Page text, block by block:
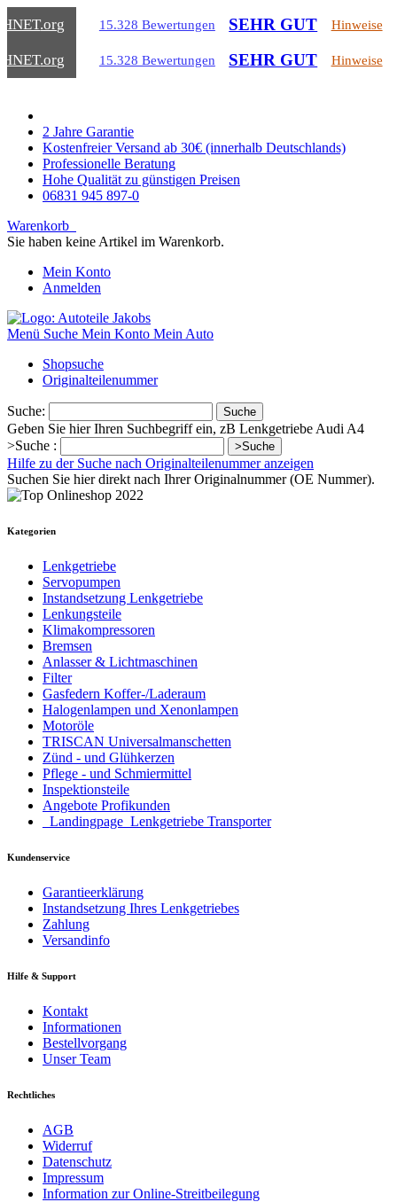
.org 15.328 Bewertungen SEHR GUT Hinweise
.org 15.328 Bewertungen SEHR GUT Hinweise
2 Jahre Garantie
Kostenfreier Versand ab 30€ (innerhalb Deutschlands)
Professionelle Beratung
Hohe Qualität zu günstigen Preisen
06831 945 897-0
Warenkorb
Sie haben keine Artikel im Warenkorb.
Mein Konto
Anmelden
Menü Suche Mein Konto Mein Auto
Shopsuche
Originalteilenummer
Suche: Suche
Geben Sie hier Ihren Suchbegriff ein, zB Lenkgetriebe Audi A4
>Suche :
>Suche
Hilfe zu der Suche nach Originalteilenummer anzeigen
Suchen Sie hier direkt nach Ihrer Originalnummer (OE Nummer).
Kategorien
Lenkgetriebe
Servopumpen
Instandsetzung Lenkgetriebe
Lenkungsteile
Klimakompressoren
Bremsen
Anlasser & Lichtmaschinen
Filter
Gasfedern Koffer-/Laderaum
Halogenlampen und Xenonlampen
Motoröle
TRISCAN Universalmanschetten
Zünd - und Glühkerzen
Pflege - und Schmiermittel
Inspektionsteile
Angebote Profikunden
_Landingpage_Lenkgetriebe Transporter
Kundenservice
Garantieerklärung
Instandsetzung Ihres Lenkgetriebes
Zahlung
Versandinfo
Hilfe & Support
Kontakt
Informationen
Bestellvorgang
Unser Team
Rechtliches
AGB
Widerruf
Datenschutz
Impressum
Information zur Online-Streitbeilegung